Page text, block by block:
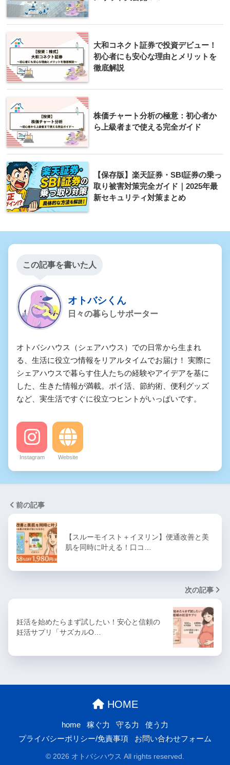
大和コネクト証券で投資デビュー！
初心者にも安心な理由とメリットを
徹底解説
株価チャート分析の極意：初心者か
ら上級者まで使える完全ガイド
【保存版】楽天証券・SBI証券の乗っ
取り被害対策完全ガイド｜2025年最
新セキュリティ対策まとめ
この記事を書いた人
オトバシくん
日々の暮らしサポーター
オトバシハウス（シェアハウス）での日常から生まれ
る、生活に役立つ情報をリアルタイムでお届け！ 実際に
シェアハウスで暮らす住人たちの経験やアイデアを基に
した、生きた情報が満載。ポイ活、節約術、便利グッズ
など、実生活ですぐに役立つヒントがいっぱいです。
Instagram Website
前の記事
【スルーモイスト＋イヌリン】便通改善と美
肌を同時に叶える！口コ…
次の記事
妊活を始めたらまず試したい！安心と信頼の
妊活サプリ「サズカルO…
HOME
home 稼ぐ力 守る力
使う力
プライバシーポリシー/免責事項
お問い合わせフォーム
© 2026 オトバシハウス All rights reserved.